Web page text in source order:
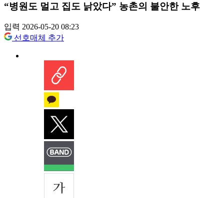
“병원도 멀고 집도 낡았다” 농촌의 불안한 노후
입력 2026-05-20 08:23
선호매체 추가